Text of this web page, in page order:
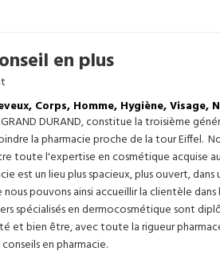
en plus
Corps, Homme, Hygiène, Visage,
DURAND, constitue la troisième
la pharmacie proche de la tour Eiffel.
toute l'expertise en cosmétique acquise
est un lieu plus spacieux, plus ouvert, dans
pouvons ainsi accueillir la clientèle
spécialisés en dermocosmétique sont
et bien être, avec toute la rigueur
en pharmacie.